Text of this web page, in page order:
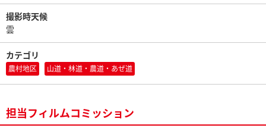
撮影時天候
雲
カテゴリ
農村地区 山道・林道・農道・あぜ道
担当フィルムコミッション